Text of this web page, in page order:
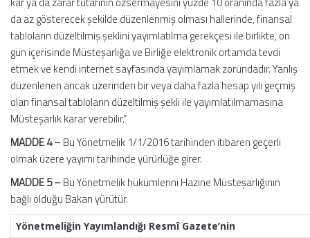
da az gösterecek şekilde düzenlenmiş olması hallerinde, finansal
tabloların düzeltilmiş şeklini yayımlatılma gerekçesi ile birlikte, on
gün içerisinde Müsteşarlığa ve Birliğe elektronik ortamda tevdi
etmek ve kendi internet sayfasında yayımlamak zorundadır. Yanlış
düzenlenen ancak üzerinden bir veya daha fazla hesap yılı geçmiş
olan finansal tabloların düzeltilmiş şekli ile yayımlatılmamasına
Müsteşarlık karar verebilir.”
MADDE 4 –Bu Yönetmelik 1/1/2016 tarihinden itibaren geçerli
olmak üzere yayımı tarihinde yürürlüğe girer.
MADDE 5 –Bu Yönetmelik hükümlerini Hazine Müsteşarlığının
bağlı olduğu Bakan yürütür.
Yönetmeliğin Yayımlandığı Resmî Gazete’nin